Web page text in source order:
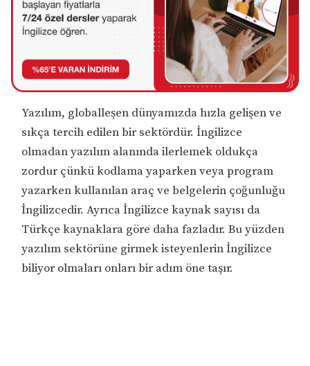
Yazılım, globalleşen dünyamızda hızla gelişen ve
sıkça tercih edilen bir sektördür. İngilizce
olmadan yazılım alanında ilerlemek oldukça
zordur çünkü kodlama yaparken veya program
yazarken kullanılan araç ve belgelerin çoğunluğu
İngilizcedir. Ayrıca İngilizce kaynak sayısı da
Türkçe kaynaklara göre daha fazladır. Bu yüzden
yazılım sektörüne girmek isteyenlerin İngilizce
biliyor olmaları onları bir adım öne taşır.